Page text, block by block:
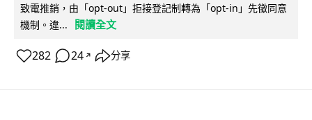
致電推銷，由「opt-out」拒接登記制轉為「opt-in」先徵同意
機制。違...
閱讀全文
282 24 ↗ 分享